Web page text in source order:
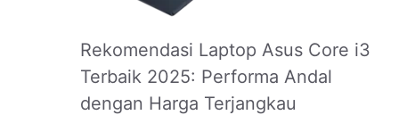
Rekomendasi Laptop Asus Core i3
Terbaik 2025: Performa Andal
dengan Harga Terjangkau